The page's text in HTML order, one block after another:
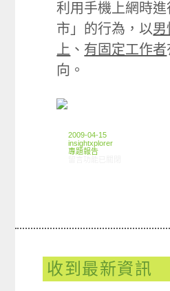
利用手機上網時
市」的行為，以男
上 、 有固定工作者
向。
2009-04-15
insightxplorer
專題報告
收到最新資訊